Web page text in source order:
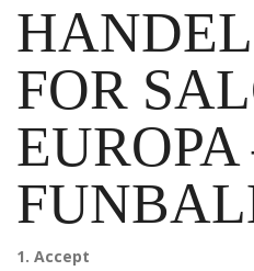
FOR
EUROPA
1. Accept